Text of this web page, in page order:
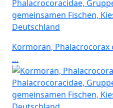
Kormoran, Phalacrocorax
…